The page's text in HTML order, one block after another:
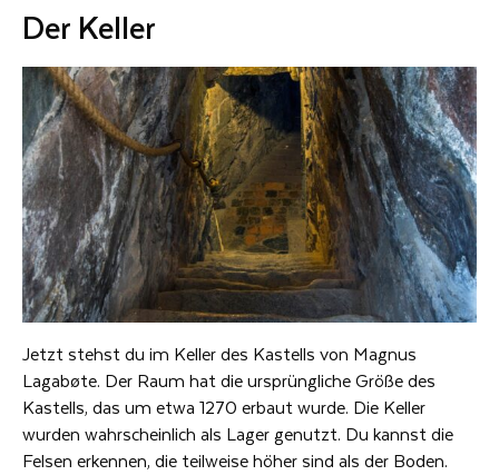
Der Keller
Jetzt stehst du im Keller des Kastells von Magnus
Lagabøte. Der Raum hat die ursprüngliche Größe des
Kastells, das um etwa 1270 erbaut wurde. Die Keller
wurden wahrscheinlich als Lager genutzt. Du kannst die
Felsen erkennen, die teilweise höher sind als der Boden.